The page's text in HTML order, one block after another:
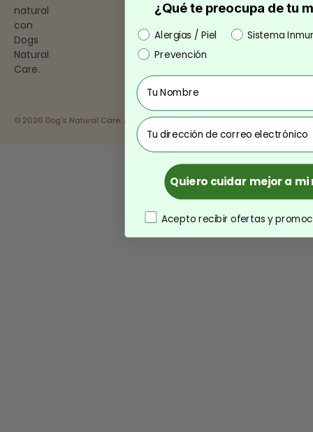
natural
con
Dogs
Natural
Care.
© 2026 Dog’s Natural Care. All Rights Reserved.
¿Qué te preocupa de tu
Preocupación
Alergias / Piel Sistema
Prevención
Nombre
correo
Quiero cuidar mejor a
consentimiento
Acepto recibir ofertas y